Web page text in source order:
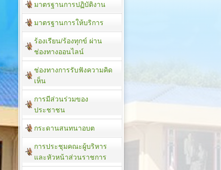
มาตรฐานการปฏิบัติงาน
มาตรฐานการให้บริการ
ร้องเรียน/ร้องทุกข์ ผ่าน
ช่องทางออนไลน์
ช่องทางการรับฟังความคิด
เห็น
การมีส่วนร่วมของ
ประชาชน
กระดานสนทนาอบต
การประชุมคณะผู้บริหาร
และหัวหน้าส่วนราชการ